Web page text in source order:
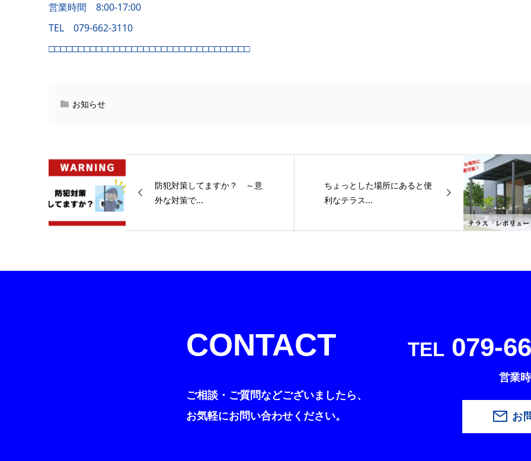
営業時間 8:00-17:00
TEL 079-662-3110
□□□□□□□□□□□□□□□□□□□□□□□□□□□□□□□□□□
お知らせ
防犯対策してますか？ ～意
外な対策で...
ちょっとした場所にあると便
利なテラス...
CONTACT
ご相談・ご質問などございましたら、
お気軽にお問い合わせください。
TEL079-
営業
お